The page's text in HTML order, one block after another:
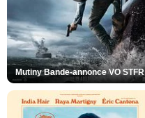
Mutiny Bande-annonce VO STFR